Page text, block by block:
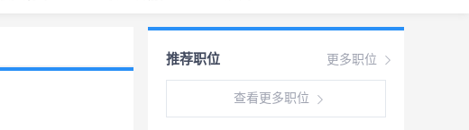
更多职位
推荐职位
查看更多职位